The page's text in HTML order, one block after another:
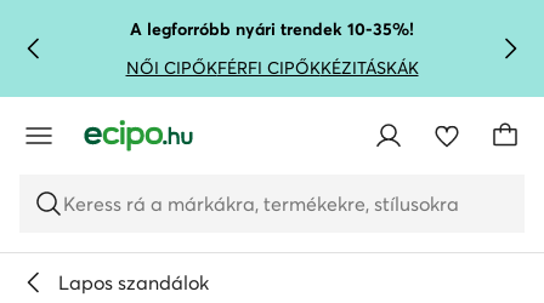
UGRÁS A FŐ TARTALOMRA
UGRÁS A KERESÉSHEZA legforróbb nyári trendek 10-35%!
NŐI CIPŐKFÉRFI CIPŐKKÉZITÁSKÁK
Keress rá a márkákra, termékekre, stílusokra
Lapos szandálok